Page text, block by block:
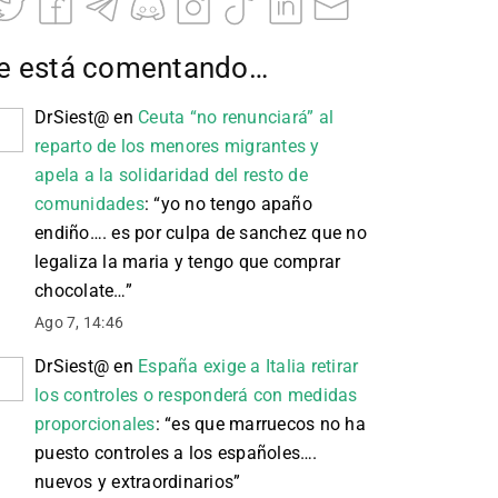
está comentando…
DrSiest@ en Ceuta “no renunciará” al
reparto de los menores migrantes y
apela a la solidaridad del resto de
comunidades: “yo no tengo apaño
endiño…. es por culpa de sanchez que no
legaliza la maria y tengo que comprar
chocolate…”
Ago 7, 14:46
DrSiest@ en España exige a Italia retirar
los controles o responderá con medidas
proporcionales: “es que marruecos no ha
puesto controles a los españoles….
nuevos y extraordinarios”